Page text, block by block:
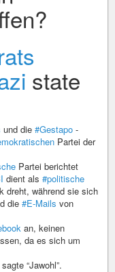
state
und die #Gestapo -
Partei der
Partei berichtet
dient als #politische
dreht, während sie sich
die #E-Mails von
an, keinen
da es sich um
“Jawohl”.